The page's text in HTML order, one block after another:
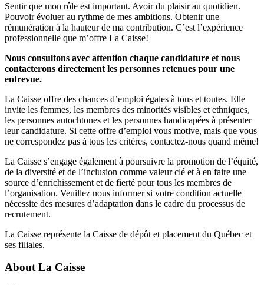
Sentir que mon rôle est important. Avoir du plaisir au quotidien.
Pouvoir évoluer au rythme de mes ambitions. Obtenir une
rémunération à la hauteur de ma contribution. C’est l’expérience
professionnelle que m’offre La Caisse!
Nous consultons avec attention chaque candidature et nous
contacterons directement les personnes retenues pour une
entrevue.
La Caisse offre des chances d’emploi égales à tous et toutes. Elle
invite les femmes, les membres des minorités visibles et ethniques,
les personnes autochtones et les personnes handicapées à présenter
leur candidature. Si cette offre d’emploi vous motive, mais que vous
ne correspondez pas à tous les critères, contactez-nous quand même!
La Caisse s’engage également à poursuivre la promotion de l’équité,
de la diversité et de l’inclusion comme valeur clé et à en faire une
source d’enrichissement et de fierté pour tous les membres de
l’organisation. Veuillez nous informer si votre condition actuelle
nécessite des mesures d’adaptation dans le cadre du processus de
recrutement.
La Caisse représente la Caisse de dépôt et placement du Québec et
ses filiales.
About La Caisse